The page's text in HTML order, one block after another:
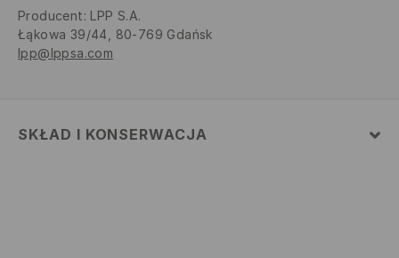
Producent: LPP S.A.
Łąkowa 39/44, 80-769 Gdańsk
lpp@lppsa.com
SKŁAD I KONSERWACJA